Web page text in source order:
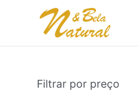
Filtrar por preço